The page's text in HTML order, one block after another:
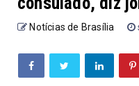
Notícias de Brasília